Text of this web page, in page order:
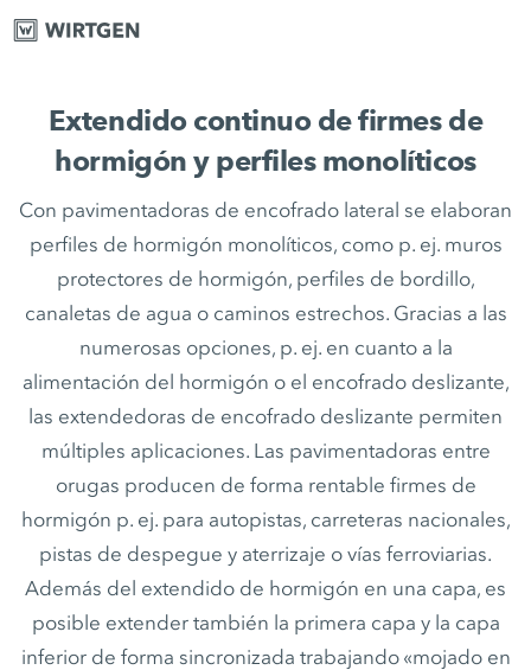
Extendido continuo de firmes de
hormigón y perfiles monolíticos
Con pavimentadoras de encofrado lateral se elaboran
perfiles de hormigón monolíticos, como p. ej. muros
protectores de hormigón, perfiles de bordillo,
canaletas de agua o caminos estrechos. Gracias a las
numerosas opciones, p. ej. en cuanto a la
alimentación del hormigón o el encofrado deslizante,
las extendedoras de encofrado deslizante permiten
múltiples aplicaciones. Las pavimentadoras entre
orugas producen de forma rentable firmes de
hormigón p. ej. para autopistas, carreteras nacionales,
pistas de despegue y aterrizaje o vías ferroviarias.
Además del extendido de hormigón en una capa, es
posible extender también la primera capa y la capa
inferior de forma sincronizada trabajando «mojado en